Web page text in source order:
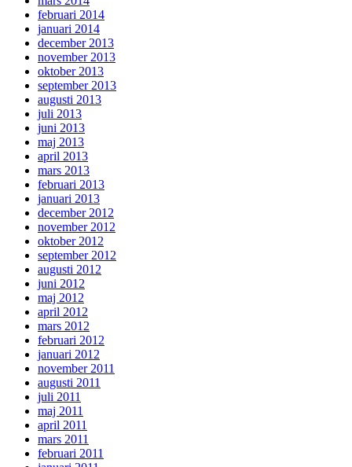
februari 2014
januari 2014
december 2013
november 2013
oktober 2013
september 2013
augusti 2013
juli 2013
juni 2013
maj 2013
april 2013
mars 2013
februari 2013
januari 2013
december 2012
november 2012
oktober 2012
september 2012
augusti 2012
juni 2012
maj 2012
april 2012
mars 2012
februari 2012
januari 2012
november 2011
augusti 2011
juli 2011
maj 2011
april 2011
mars 2011
februari 2011